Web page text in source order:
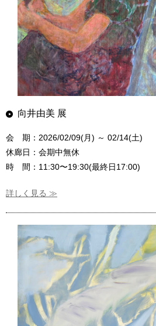
向井由美 展
会 期：2026/02/09(月) ～ 02/14(土)
休廊日：会期中無休
時 間：11:30〜19:30(最終日17:00)
詳しく見る ≫